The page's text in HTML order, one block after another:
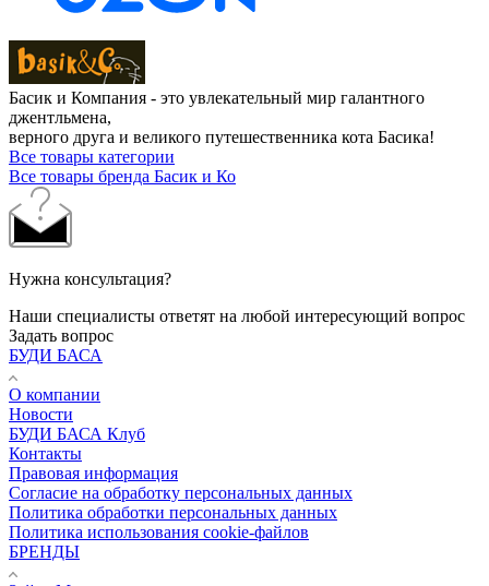
Басик и Компания - это увлекательный мир галантного
джентльмена,
верного друга и великого путешественника кота Басика!
Все товары категории
Все товары бренда Басик и Ко
Нужна консультация?
Наши специалисты ответят на любой интересующий вопрос
Задать вопрос
БУДИ БАСА
О компании
Новости
БУДИ БАСА Клуб
Контакты
Правовая информация
Согласие на обработку персональных данных
Политика обработки персональных данных
Политика использования cookie-файлов
БРЕНДЫ